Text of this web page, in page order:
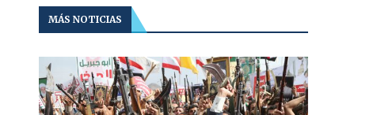
MÁS NOTICIAS